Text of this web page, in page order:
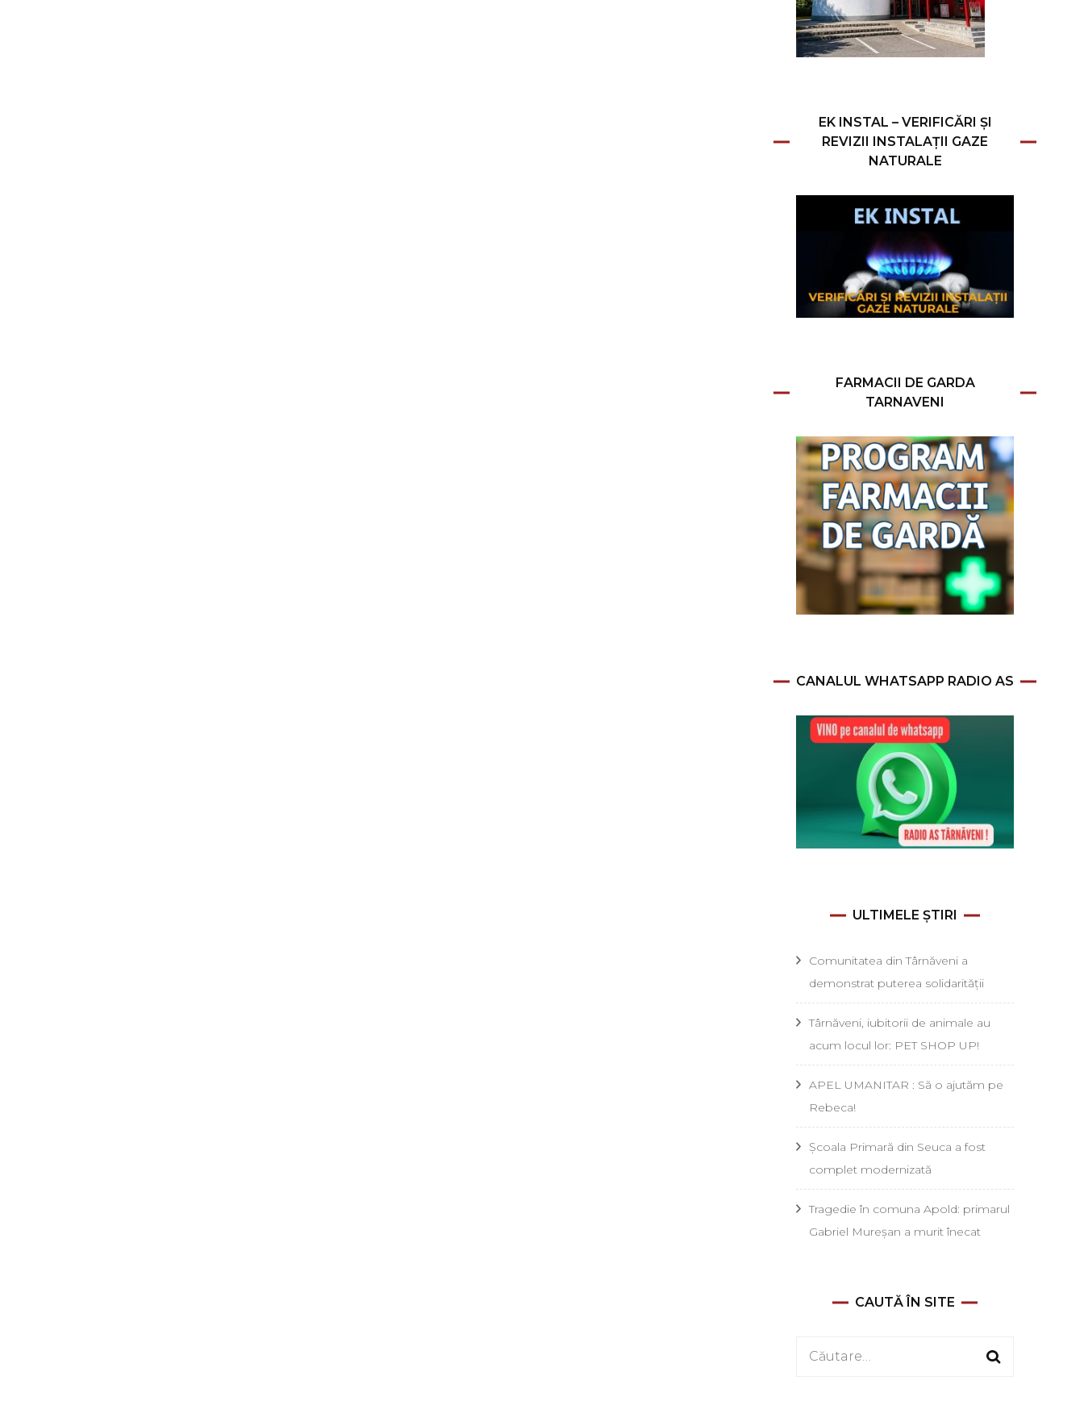
EK INSTAL – VERIFICĂRI ȘI
REVIZII INSTALAȚII GAZE
NATURALE
FARMACII DE GARDA
TARNAVENI
CANALUL WHATSAPP RADIO AS
ULTIMELE ȘTIRI
Comunitatea din Târnăveni a
demonstrat puterea solidarității
Târnăveni, iubitorii de animale au
acum locul lor: PET SHOP UP!
APEL UMANITAR : Să o ajutăm pe
Rebeca!
Școala Primară din Seuca a fost
complet modernizată
Tragedie în comuna Apold: primarul
Gabriel Mureșan a murit înecat
CAUTĂ ÎN SITE
Caută